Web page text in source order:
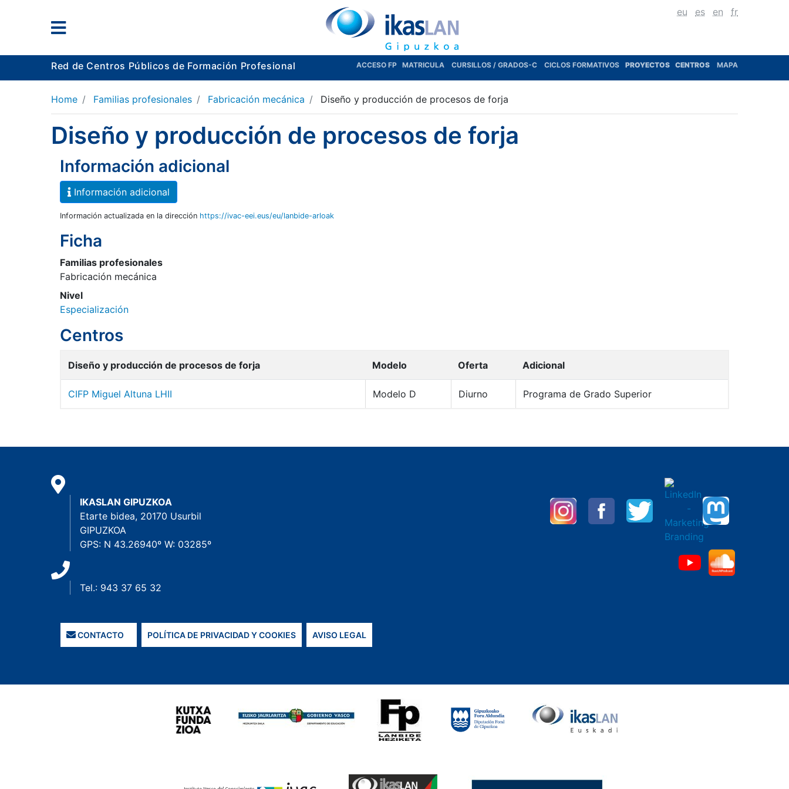
eu es en fr
Red de Centros Públicos de Formación Profesional ACCESO FP MATRICULA CURSILLOS / GRADOS-C CICLOS FORMATIVOS PROYECTOS CENTROS MAPA
Home Familias profesionales Fabricación mecánica Diseño y producción de procesos de forja
Diseño y producción de procesos de forja
Información adicional
Información adicional
Información actualizada en la dirección https://ivac-eei.eus/eu/lanbide-arloak
Ficha
Familias profesionales
Fabricación mecánica
Nivel
Especialización
Centros
Diseño y producción de procesos de forja Modelo Oferta Adicional
CIFP Miguel Altuna LHII Modelo D Diurno Programa de Grado Superior
IKASLAN GIPUZKOA
Etarte bidea, 20170 Usurbil
GIPUZKOA
GPS: N 43.26940º W: 03285º
Tel.: 943 37 65 32
CONTACTO POLÍTICA DE PRIVACIDAD Y COOKIES AVISO LEGAL